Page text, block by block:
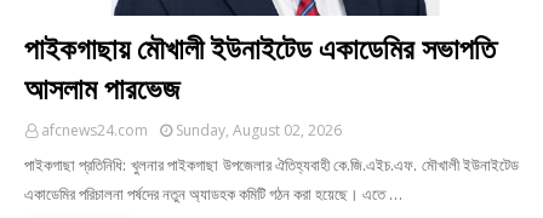
পাইকগাছায় মৌখালী ইউনাইটেড একাডেমির সভাপতি
আসলাম পারভেজ
afcnews24.com Sunday, August 02, 2026
পাইকগাছা প্রতিনিধি: খুলনার পাইকগাছা উপজেলার ঐতিহ্যবাহী কে.জি.এইচ.এফ. মৌখালী ইউনাইটেড
একাডেমির পরিচালনা পর্ষদের নতুন অ্যাডহক কমিটি গঠন করা হয়েছে। এতে …